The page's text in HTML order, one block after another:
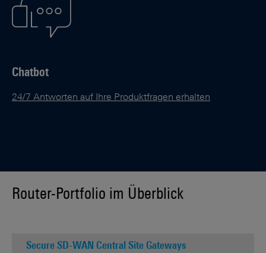
Chatbot
24/7 Antworten auf Ihre Produktfragen erhalten
Router-Portfolio im Überblick
Secure SD-WAN Central Site Gateways